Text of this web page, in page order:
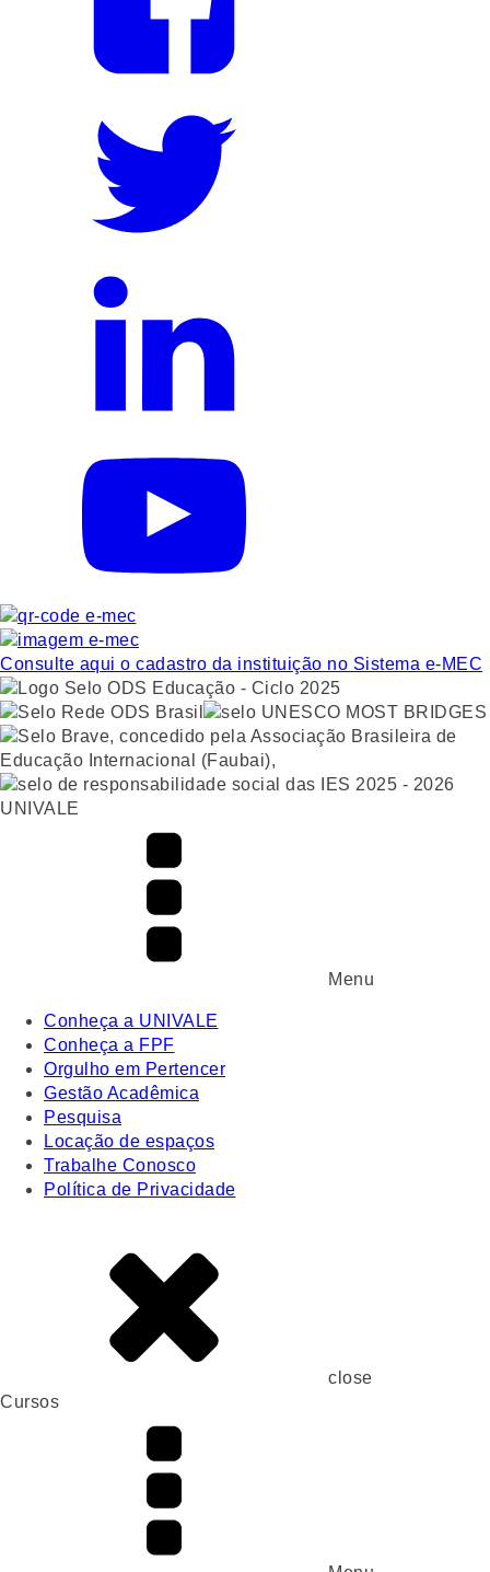
Consulte aqui o cadastro da instituição no Sistema e-MEC
UNIVALE
Menu
Conheça a UNIVALE
Conheça a FPF
Orgulho em Pertencer
Gestão Acadêmica
Pesquisa
Locação de espaços
Trabalhe Conosco
Política de Privacidade
close
Cursos